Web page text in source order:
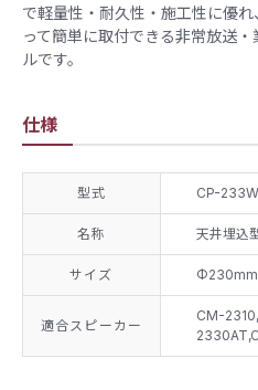
で軽量性・耐久性・施工性に優
って簡単に取付できる非常放送
ルです。
仕様
型式 CP-233W
名称 天井埋込
サイズ
適合スピーカー
CM-